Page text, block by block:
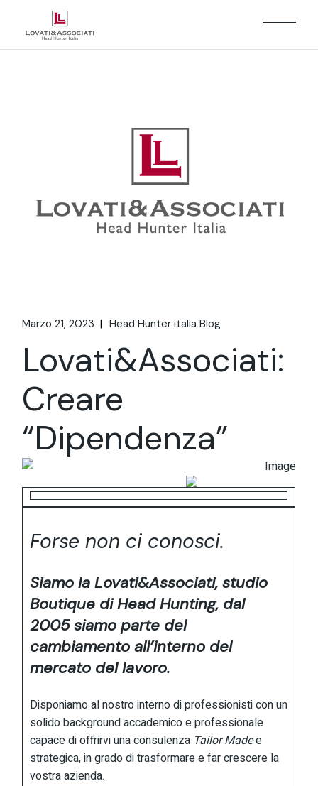
Marzo 21, 2023 Head Hunter italia Blog
Lovati&Associati:
Creare
“Dipendenza”
Forse non ci conosci.
Siamo la Lovati&Associati, studio
Boutique di Head Hunting, dal
2005 siamo parte del
cambiamento all’interno del
mercato del lavoro.
Disponiamo al nostro interno di professionisti con un
solido background accademico e professionale
capace di offrirvi una consulenza Tailor Madee
strategica, in grado di trasformare e far crescere la
vostra azienda.